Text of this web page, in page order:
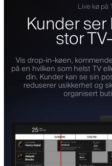
Live kø på
Kunder
stor
Vis drop-in-køen,
på en hvilken som helst TV
din. Kunder kan se sin
reduserer usikkerhet og
organisert